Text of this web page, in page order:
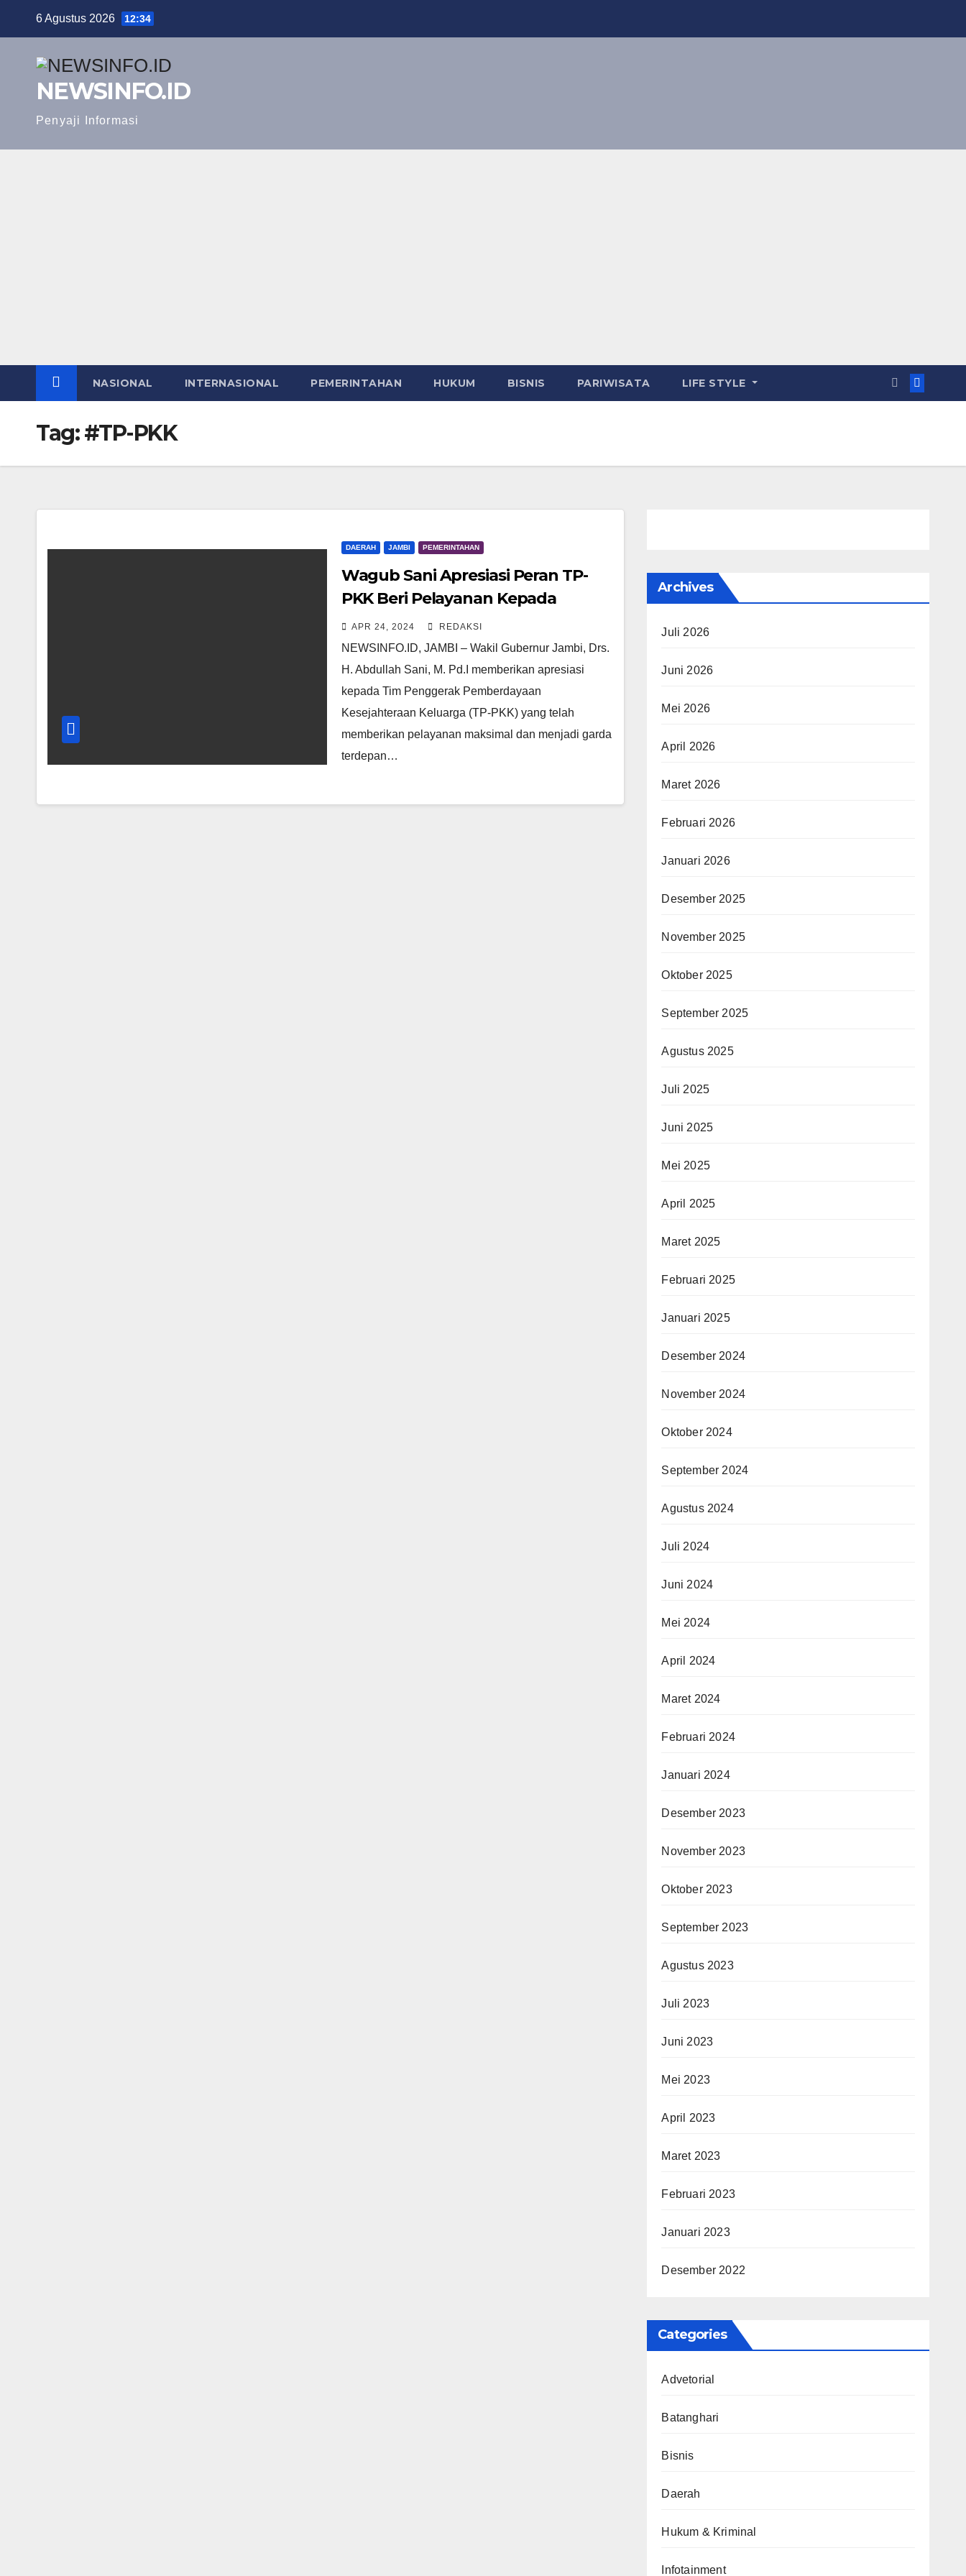
6 Agustus 2026 12:34
NEWSINFO.ID
Penyaji Informasi
NASIONAL INTERNASIONAL PEMERINTAHAN HUKUM BISNIS PARIWISATA LIFE STYLE
Tag:#TP-PKK
DAERAH JAMBI PEMERINTAHAN
Wagub Sani Apresiasi Peran TP-
PKK Beri Pelayanan Kepada
Masyarakat Jambi
APR 24, 2024 REDAKSI
NEWSINFO.ID, JAMBI – Wakil Gubernur Jambi, Drs.
H. Abdullah Sani, M. Pd.I memberikan apresiasi
kepada Tim Penggerak Pemberdayaan
Kesejahteraan Keluarga (TP-PKK) yang telah
memberikan pelayanan maksimal dan menjadi garda
terdepan…
Archives
Juli 2026
Juni 2026
Mei 2026
April 2026
Maret 2026
Februari 2026
Januari 2026
Desember 2025
November 2025
Oktober 2025
September 2025
Agustus 2025
Juli 2025
Juni 2025
Mei 2025
April 2025
Maret 2025
Februari 2025
Januari 2025
Desember 2024
November 2024
Oktober 2024
September 2024
Agustus 2024
Juli 2024
Juni 2024
Mei 2024
April 2024
Maret 2024
Februari 2024
Januari 2024
Desember 2023
November 2023
Oktober 2023
September 2023
Agustus 2023
Juli 2023
Juni 2023
Mei 2023
April 2023
Maret 2023
Februari 2023
Januari 2023
Desember 2022
Categories
Advetorial
Batanghari
Bisnis
Daerah
Hukum & Kriminal
Infotainment